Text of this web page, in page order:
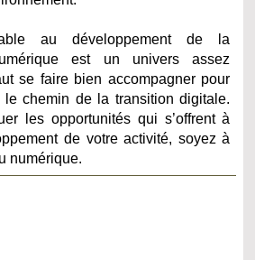
au développement de la
est un univers assez
se faire bien accompagner pour
le chemin de la transition digitale.
les opportunités qui s’offrent à
de votre activité, soyez à
numérique.